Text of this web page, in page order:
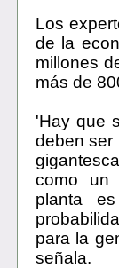
Los
de la
millones
más de
'Hay que
deben ser
como un
planta
para la
señala.